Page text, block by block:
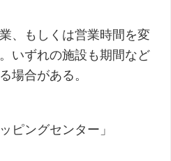
、もしくは営業時間を変
いずれの施設も期間など
場合がある。
ピングセンター」